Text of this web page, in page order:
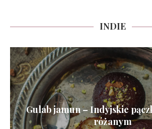
INDIE
Gulab jamun – Indyjskie
różanym